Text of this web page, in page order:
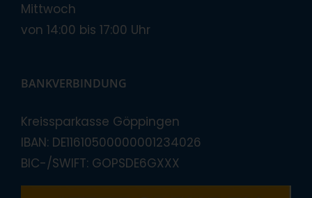
Mittwoch
von 14:00 bis 17:00 Uhr
BANKVERBINDUNG
Kreissparkasse Göppingen
IBAN: DE11610500000001234026
BIC-/SWIFT: GOPSDE6GXXX